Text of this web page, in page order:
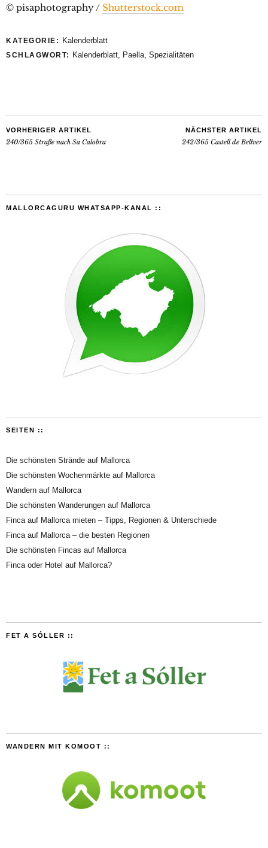
© pisaphotography / Shutterstock.com
KATEGORIE: Kalenderblatt
SCHLAGWORT: Kalenderblatt Paella Spezialitäten
VORHERIGER ARTIKEL
240/365 Straße nach Sa Calobra
NÄCHSTER ARTIKEL
242/365 Castell de Bellver
MALLORCAGURU WHATSAPP-KANAL ::
SEITEN ::
Die schönsten Strände auf Mallorca
Die schönsten Wochenmärkte auf Mallorca
Wandern auf Mallorca
Die schönsten Wanderungen auf Mallorca
Finca auf Mallorca mieten – Tipps, Regionen & Unterschiede
Finca auf Mallorca – die besten Regionen
Die schönsten Fincas auf Mallorca
Finca oder Hotel auf Mallorca?
FET A SÓLLER ::
WANDERN MIT KOMOOT ::